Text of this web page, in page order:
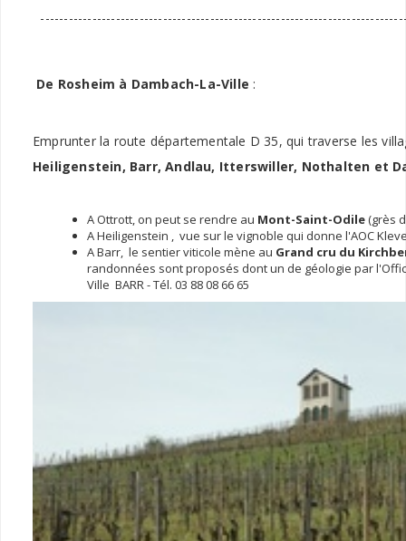
De Rosheim à Dambach-La-Ville :
Emprunter la route départementale D 35, qui traverse les
Heiligenstein, Barr, Andlau, Itterswiller, Nothalten et
A Ottrott, on peut se rendre au Mont-Saint-Odile(grès
A Heiligenstein , vue sur le vignoble qui donne l'AOC
A Barr, le sentier viticole mène au Grand cru du
randonnées sont proposés dont un de géologie par
Ville BARR - Tél. 03 88 08 66 65